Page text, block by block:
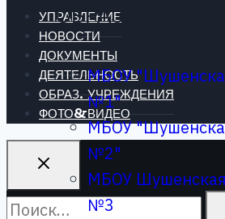
ОБРАЗОВАНИЕ
МБОУ
№1"
МБОУ
№2"
МБОУ
№3
УПРАВЛЕНИЕ
НОВОСТИ
ДОКУМЕНТЫ
ДЕЯТЕЛЬНОСТЬ
ОБРАЗ. УЧРЕЖДЕНИЯ
ФОТО&ВИДЕО